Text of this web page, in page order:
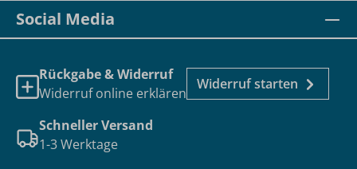
Social Media
Rückgabe & Widerruf
Widerruf online erklären
Widerruf starten
Schneller Versand
1-3 Werktage